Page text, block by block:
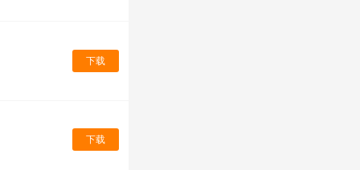
下载
下载